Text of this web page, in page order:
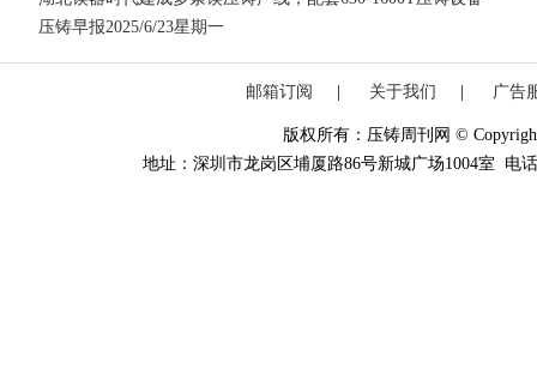
压铸早报2025/6/23星期一
邮箱订阅 关于我们 广告
版权所有：压铸周刊网 ©
地址：深圳市龙岗区埔厦路86号新城广场1004室 电